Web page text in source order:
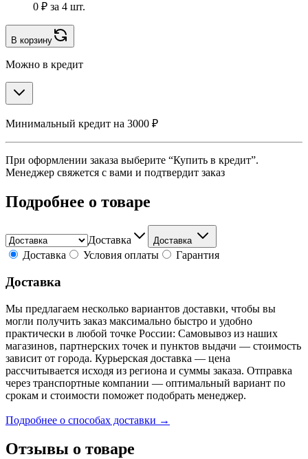
0 ₽ за 4 шт.
В корзину
Можно в кредит
Минимальный кредит на 3000 ₽
При оформлении заказа выберите “Купить в кредит”.
Менеджер свяжется с вами и подтвердит заказ
Подробнее о товаре
Доставка Доставка
Доставка Условия оплаты Гарантия
Доставка
Мы предлагаем несколько вариантов доставки, чтобы вы
могли получить заказ максимально быстро и удобно
практически в любой точке России: Самовывоз из наших
магазинов, партнерских точек и пунктов выдачи — стоимость
зависит от города. Курьерская доставка — цена
рассчитывается исходя из региона и суммы заказа. Отправка
через транспортные компании — оптимальный вариант по
срокам и стоимости поможет подобрать менеджер.
Подробнее о способах доставки →
Отзывы о товаре